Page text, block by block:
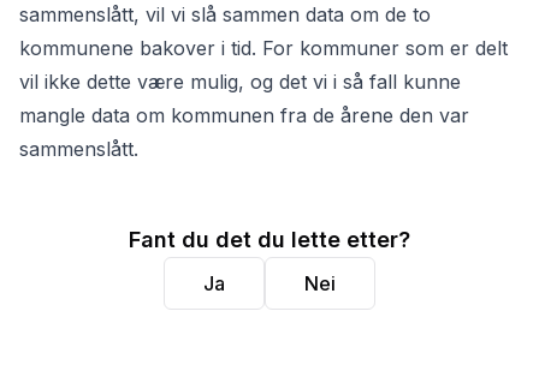
sammenslått, vil vi slå sammen data om de to
kommunene bakover i tid. For kommuner som er delt
vil ikke dette være mulig, og det vi i så fall kunne
mangle data om kommunen fra de årene den var
sammenslått.
Fant du det du lette etter?
Ja Nei